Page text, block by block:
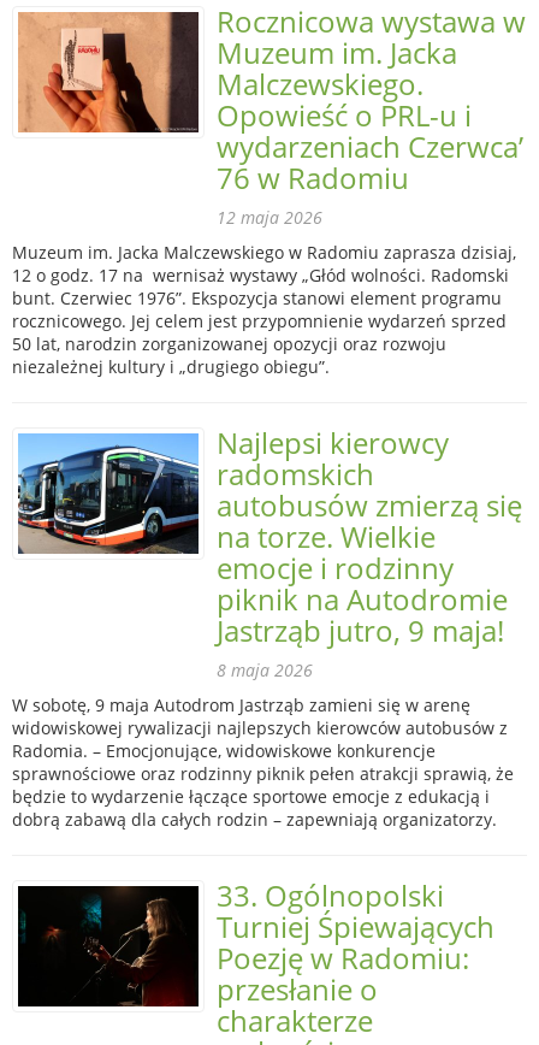
Rocznicowa wystawa w
Muzeum im. Jacka
Malczewskiego.
Opowieść o PRL-u i
wydarzeniach Czerwca’
76 w Radomiu
12 maja 2026
Muzeum im. Jacka Malczewskiego w Radomiu zaprasza dzisiaj,
12 o godz. 17 na wernisaż wystawy „Głód wolności. Radomski
bunt. Czerwiec 1976”. Ekspozycja stanowi element programu
rocznicowego. Jej celem jest przypomnienie wydarzeń sprzed
50 lat, narodzin zorganizowanej opozycji oraz rozwoju
niezależnej kultury i „drugiego obiegu”.
Najlepsi kierowcy
radomskich
autobusów zmierzą się
na torze. Wielkie
emocje i rodzinny
piknik na Autodromie
Jastrząb jutro, 9 maja!
8 maja 2026
W sobotę, 9 maja Autodrom Jastrząb zamieni się w arenę
widowiskowej rywalizacji najlepszych kierowców autobusów z
Radomia. – Emocjonujące, widowiskowe konkurencje
sprawnościowe oraz rodzinny piknik pełen atrakcji sprawią, że
będzie to wydarzenie łączące sportowe emocje z edukacją i
dobrą zabawą dla całych rodzin – zapewniają organizatorzy.
33. Ogólnopolski
Turniej Śpiewających
Poezję w Radomiu:
przesłanie o
charakterze